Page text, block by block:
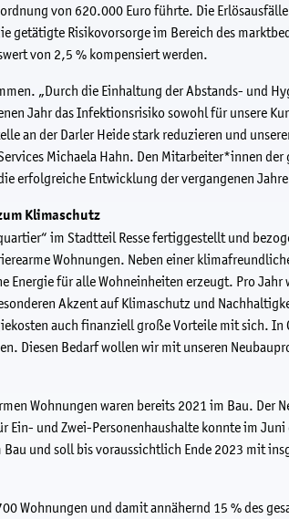
von 620.000 Euro führte. Die
getätigte Risikovorsorge im Bereich des
von 2,5 % kompensiert werden.
„Durch die Einhaltung der Abstands- und
Jahr das Infektionsrisiko sowohl für unsere
an der Darler Heide stark reduzieren und
Michaela Hahn. Den Mitarbeiter*innen der
erfolgreiche Entwicklung der vergangenen
Klimaschutz
im Stadtteil Resse fertiggestellt und
Wohnungen. Neben einer
für alle Wohneinheiten erzeugt. Pro Jahr
Akzent auf Klimaschutz und
auch finanziell große Vorteile mit sich. In
Diesen Bedarf wollen wir mit unseren
Wohnungen waren bereits 2021 im Bau. Der
Ein- und Zwei-Personenhaushalte konnte im
und soll bis voraussichtlich Ende 2023 mit
Wohnungen und damit annähernd 15 % des